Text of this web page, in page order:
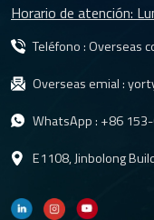
Horario de atención:
Teléfono : Overseas
Overseas emial :
WhatsApp : +86
E1108, Jinbolong